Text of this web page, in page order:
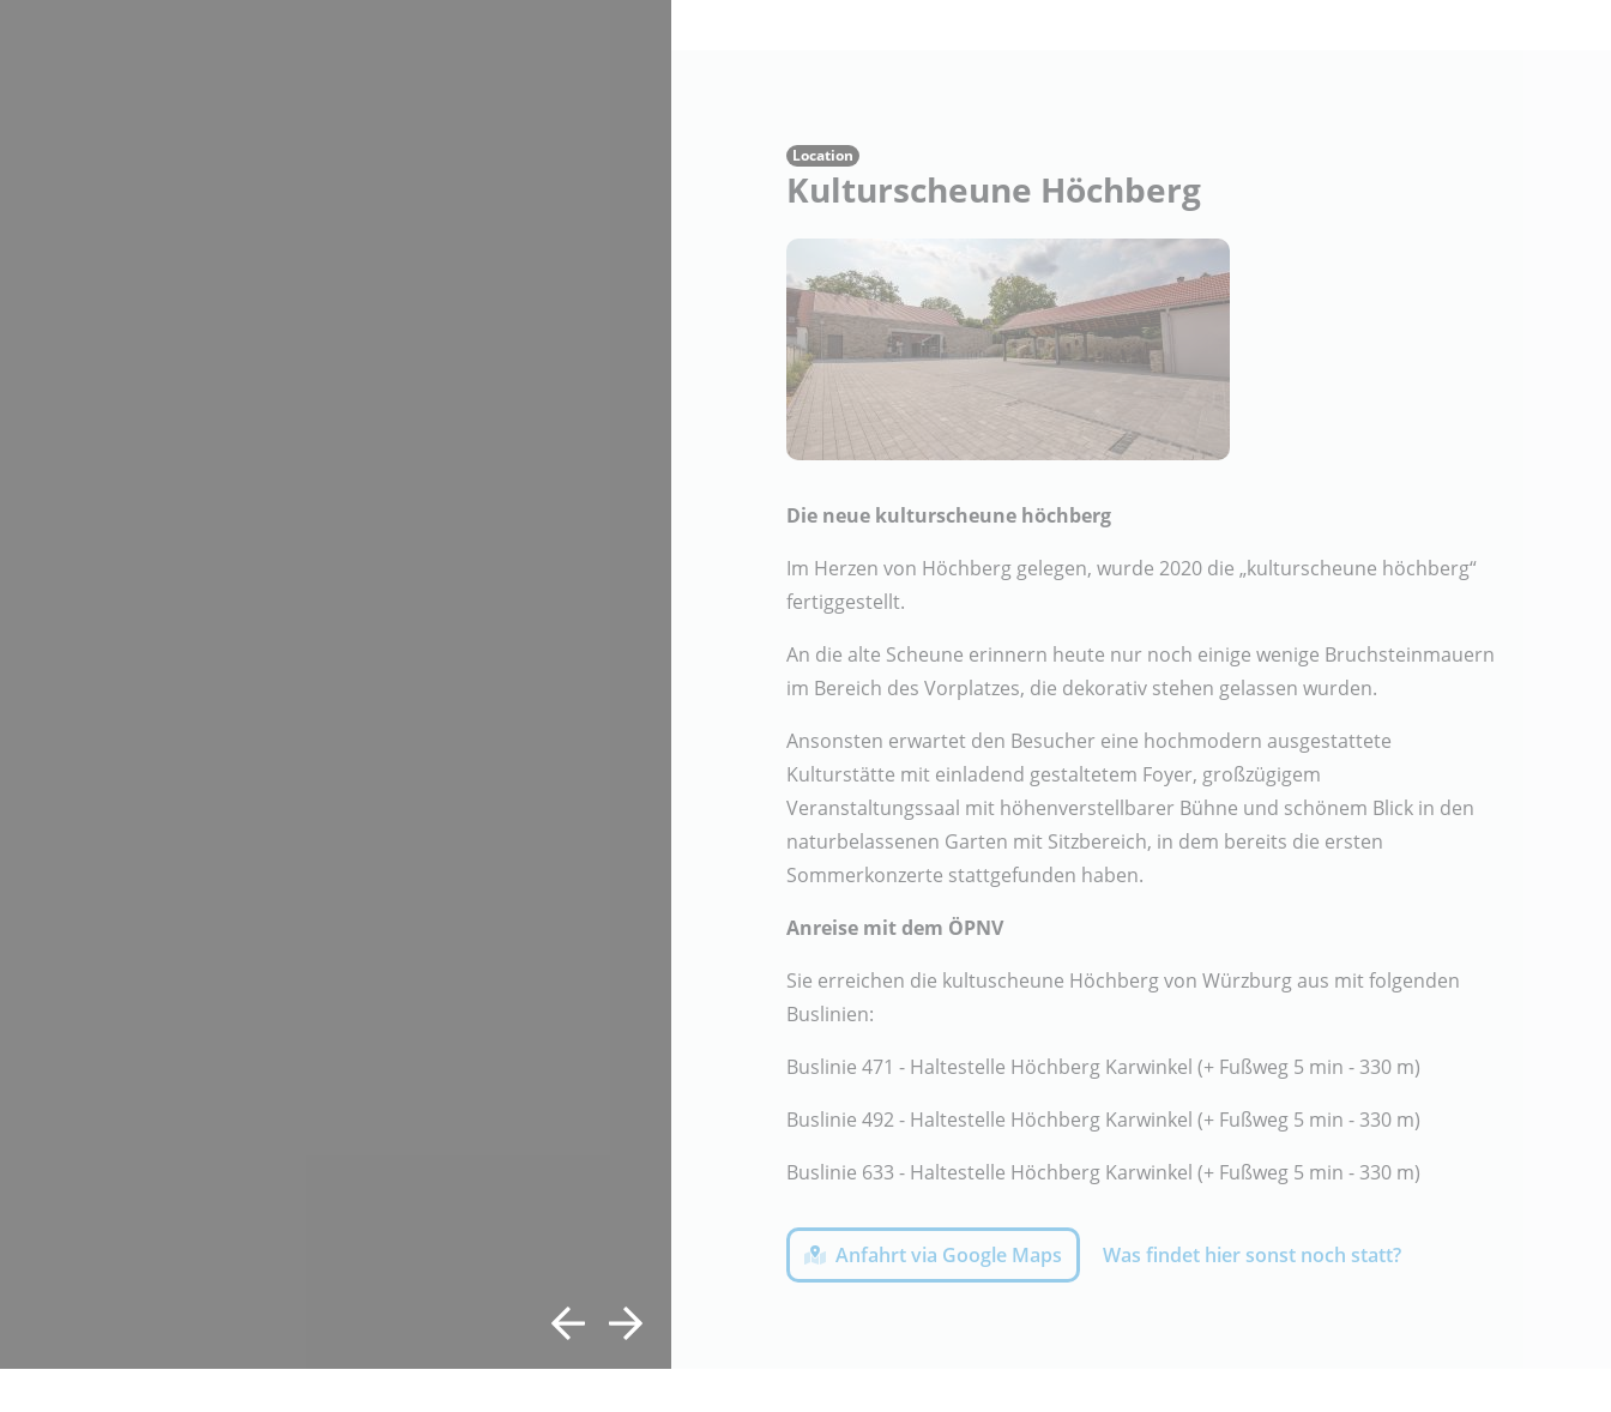
vorherige Lesung
nächste Lesung
Location
Kulturscheune Höchberg
Die neue kulturscheune höchberg
Im Herzen von Höchberg gelegen, wurde 2020 die „kulturscheune höchberg“
fertiggestellt.
An die alte Scheune erinnern heute nur noch einige wenige Bruchsteinmauern
im Bereich des Vorplatzes, die dekorativ stehen gelassen wurden.
Ansonsten erwartet den Besucher eine hochmodern ausgestattete
Kulturstätte mit einladend gestaltetem Foyer, großzügigem
Veranstaltungssaal mit höhenverstellbarer Bühne und schönem Blick in den
naturbelassenen Garten mit Sitzbereich, in dem bereits die ersten
Sommerkonzerte stattgefunden haben.
Anreise mit dem ÖPNV
Sie erreichen die kultuscheune Höchberg von Würzburg aus mit folgenden
Buslinien:
Buslinie 471 - Haltestelle Höchberg Karwinkel (+ Fußweg 5 min - 330 m)
Buslinie 492 - Haltestelle Höchberg Karwinkel (+ Fußweg 5 min - 330 m)
Buslinie 633 - Haltestelle Höchberg Karwinkel (+ Fußweg 5 min - 330 m)
Anfahrt via Google Maps Was findet hier sonst noch statt?